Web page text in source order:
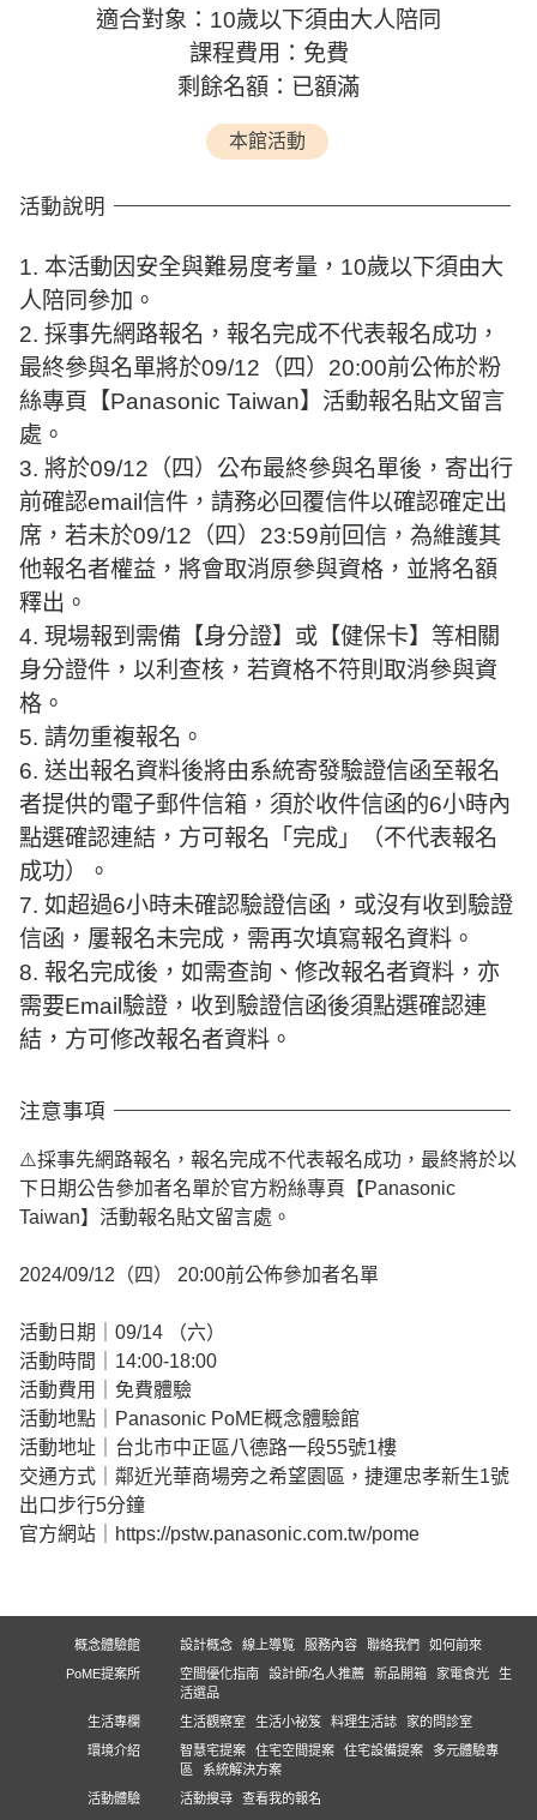
適合對象：10歲以下須由大人陪同
課程費用：免費
剩餘名額：已額滿
本館活動
活動說明
1. 本活動因安全與難易度考量，10歲以下須由大
人陪同參加。
2. 採事先網路報名，報名完成不代表報名成功，
最終參與名單將於09/12（四）20:00前公佈於粉
絲專頁【Panasonic Taiwan】活動報名貼文留言
處。
3. 將於09/12（四）公布最終參與名單後，寄出行
前確認email信件，請務必回覆信件以確認確定出
席，若未於09/12（四）23:59前回信，為維護其
他報名者權益，將會取消原參與資格，並將名額
釋出。
4. 現場報到需備【身分證】或【健保卡】等相關
身分證件，以利查核，若資格不符則取消參與資
格。
5. 請勿重複報名。
6. 送出報名資料後將由系統寄發驗證信函至報名
者提供的電子郵件信箱，須於收件信函的6小時內
點選確認連結，方可報名「完成」（不代表報名
成功）。
7. 如超過6小時未確認驗證信函，或沒有收到驗證
信函，屢報名未完成，需再次填寫報名資料。
8. 報名完成後，如需查詢、修改報名者資料，亦
需要Email驗證，收到驗證信函後須點選確認連
結，方可修改報名者資料。
注意事項
⚠️採事先網路報名，報名完成不代表報名成功，最終將於以
下日期公告參加者名單於官方粉絲專頁【Panasonic
Taiwan】活動報名貼文留言處。
2024/09/12（四） 20:00前公佈參加者名單
活動日期｜09/14 （六）
活動時間｜14:00-18:00
活動費用｜免費體驗
活動地點｜Panasonic PoME概念體驗館
活動地址｜台北市中正區八德路一段55號1樓
交通方式｜鄰近光華商場旁之希望園區，捷運忠孝新生1號
出口步行5分鐘
官方網站｜https://pstw.panasonic.com.tw/pome
概念體驗館 設計概念 線上導覧 服務內容 聯絡我們
如何前來
PoME提案所
空間優化指南 設計師/名人推薦 新品開箱 家電食光
生
活選品
生活專欄
生活觀察室 生活小祕笈 料理生活誌
家的問診室
環境介紹
智慧宅提案 住宅空間提案 住宅設備提案
多元體驗專
區
系統解決方案
活動體驗
活動搜尋 查看我的報名